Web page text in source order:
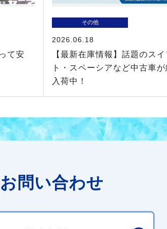
て安
その他
2026.06.18
【最新在庫情報】話題のス
ト・スペーシアなど中古車
入荷中！
お問い合わせ